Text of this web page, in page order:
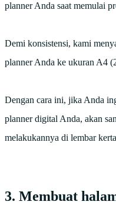
planner Anda saat memulai
Demi konsistensi, kami
planner Anda ke ukuran A4
Dengan cara ini, jika Anda
planner digital Anda, akan
melakukannya di lembar
3. Membuat